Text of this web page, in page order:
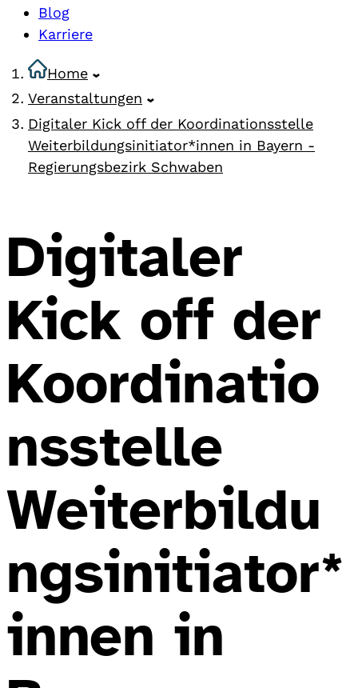
Blog
Karriere
Home
Veranstaltungen
Digitaler Kick off der Koordinationsstelle
Weiterbildungsinitiator*innen in Bayern -
Regierungsbezirk Schwaben
Digitaler
Kick off der
Koordinatio
nsstelle
Weiterbildu
ngsinitiator*
innen in